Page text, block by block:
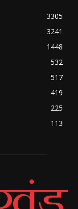
3305
3241
1448
532
517
419
225
113